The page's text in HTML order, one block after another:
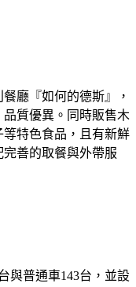
廳『如何的德斯』，
質優異。同時販售木
特色食品，且有新鮮
善的取餐與外帶服
與普通車143台，並設